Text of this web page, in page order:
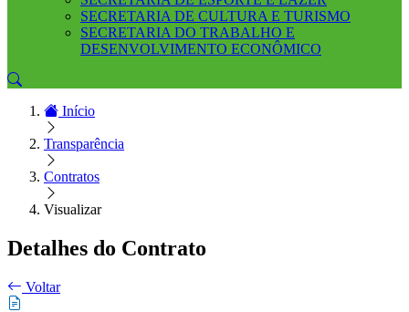
SECRETARIA DE CULTURA E TURISMO
SECRETARIA DO TRABALHO E
DESENVOLVIMENTO ECONÔMICO
Início
Transparência
Contratos
Visualizar
Detalhes do Contrato
Voltar